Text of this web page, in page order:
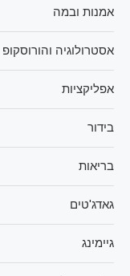
אמנות ובמה
אסטרולוגיה והורוסקופ
אפליקציות
בידור
בריאות
גאדג'טים
גיימינג